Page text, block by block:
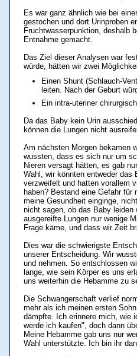
Es war ganz ähnlich wie bei
gestochen und dort Urinproben
Fruchtwasserpunktion, deshalb
Entnahme gemacht.
Das Ziel dieser Analysen war
würde, hätten wir zwei
Einen Shunt (Schlauch-
leiten. Nach der Geburt
Ein intra-uteriner
Da das Baby kein Urin
können die Lungen nicht
Am nächsten Morgen bekamen
wussten, dass es sich nur um
Nieren versagt hätten, es gab
Wahl, wir könnten entweder das
verzweifelt und hatten vorallem
haben? Bestand eine Gefahr
meine Gesundheit einginge,
nicht sagen, ob das Baby leiden
ausgereifte Lungen nur wenige
Frage käme, und dass wir Zeit
Dies war die schwierigste
unserer Entscheidung. Wir
und nehmen. So entschlossen
lange, wie sein Körper es uns
uns weiterhin die Hebamme zu
Die Schwangerschaft verlief
mehr als ich meinen ersten
dämpfte. Ich erinnere mich, wie
werde ich kaufen", doch dann
Meine Hebamme gab uns nur
Wahl unterstützte. Ich bin ihr